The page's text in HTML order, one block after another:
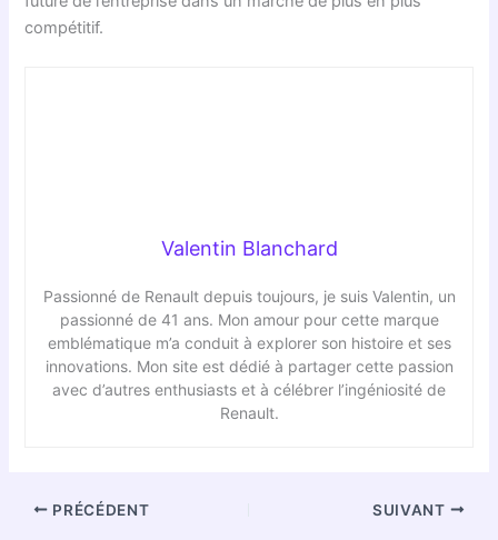
compétitif.
Valentin Blanchard
Passionné de Renault depuis toujours, je suis Valentin, un
passionné de 41 ans. Mon amour pour cette marque
emblématique m’a conduit à explorer son histoire et ses
innovations. Mon site est dédié à partager cette passion
avec d’autres enthusiasts et à célébrer l’ingéniosité de
Renault.
PRÉCÉDENT SUIVANT